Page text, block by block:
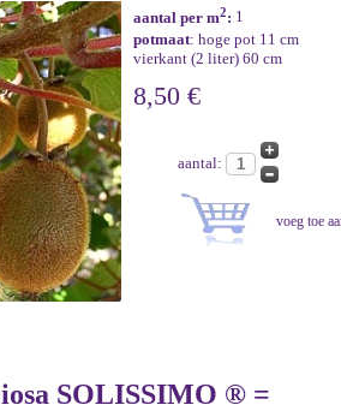
aantal per m2: 1
potmaat: hoge pot 11 cm
vierkant (2 liter) 60 cm
8,50 €
aantal:
SOLISSIMO ® =